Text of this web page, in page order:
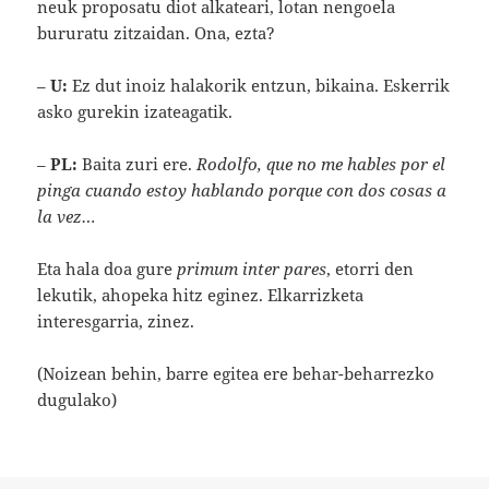
neuk proposatu diot alkateari, lotan nengoela
bururatu zitzaidan. Ona, ezta?
–U:Ez dut inoiz halakorik entzun, bikaina. Eskerrik
asko gurekin izateagatik.
–PL:Baita zuri ere.Rodolfo, que no me hables por el
pinga cuando estoy hablando porque con dos cosas a
la vez…
Eta hala doa gureprimum inter pares, etorri den
lekutik, ahopeka hitz eginez. Elkarrizketa
interesgarria, zinez.
(Noizean behin, barre egitea ere behar-beharrezko
dugulako)